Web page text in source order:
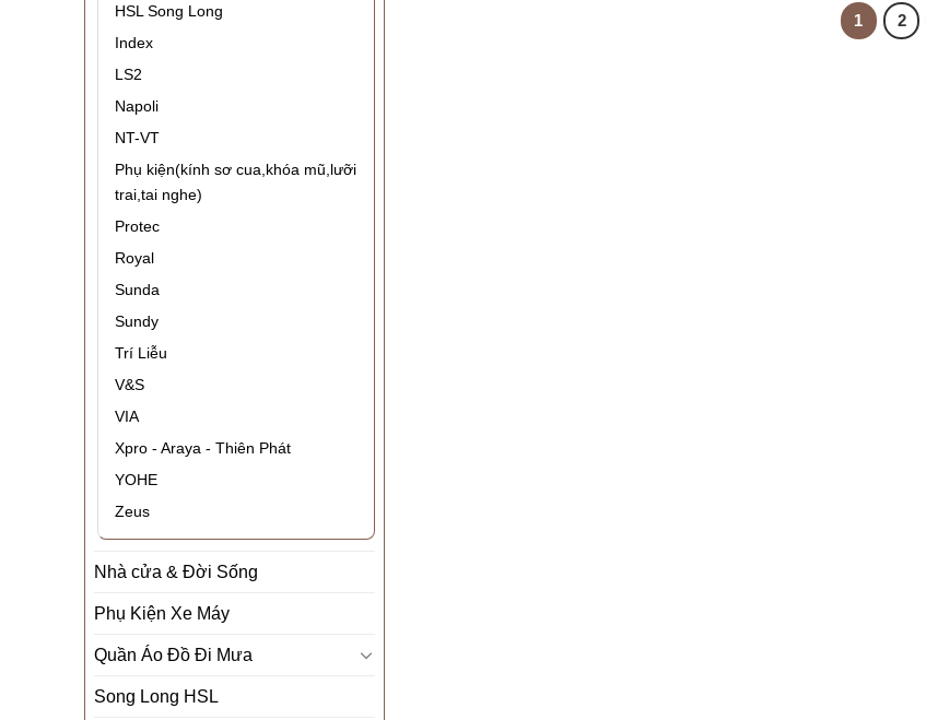
HSL Song Long
Index
LS2
Napoli
NT-VT
Phụ kiện(kính sơ cua,khóa mũ,lưỡi
trai,tai nghe)
Protec
Royal
Sunda
Sundy
Trí Liễu
V&S
VIA
Xpro - Araya - Thiên Phát
YOHE
Zeus
Nhà cửa & Đời Sống
Phụ Kiện Xe Máy
Quần Áo Đồ Đi Mưa
Song Long HSL
1 2